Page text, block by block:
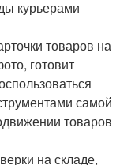
курьерами
товаров на
готовит
самой
товаров
на складе,